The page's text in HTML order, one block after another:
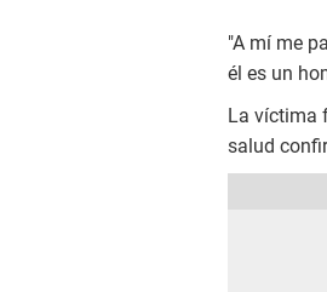
"A mí me
él es un
La víctima
salud